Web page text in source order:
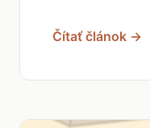
Čítať článok →